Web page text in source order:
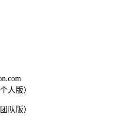
人版）
队版）